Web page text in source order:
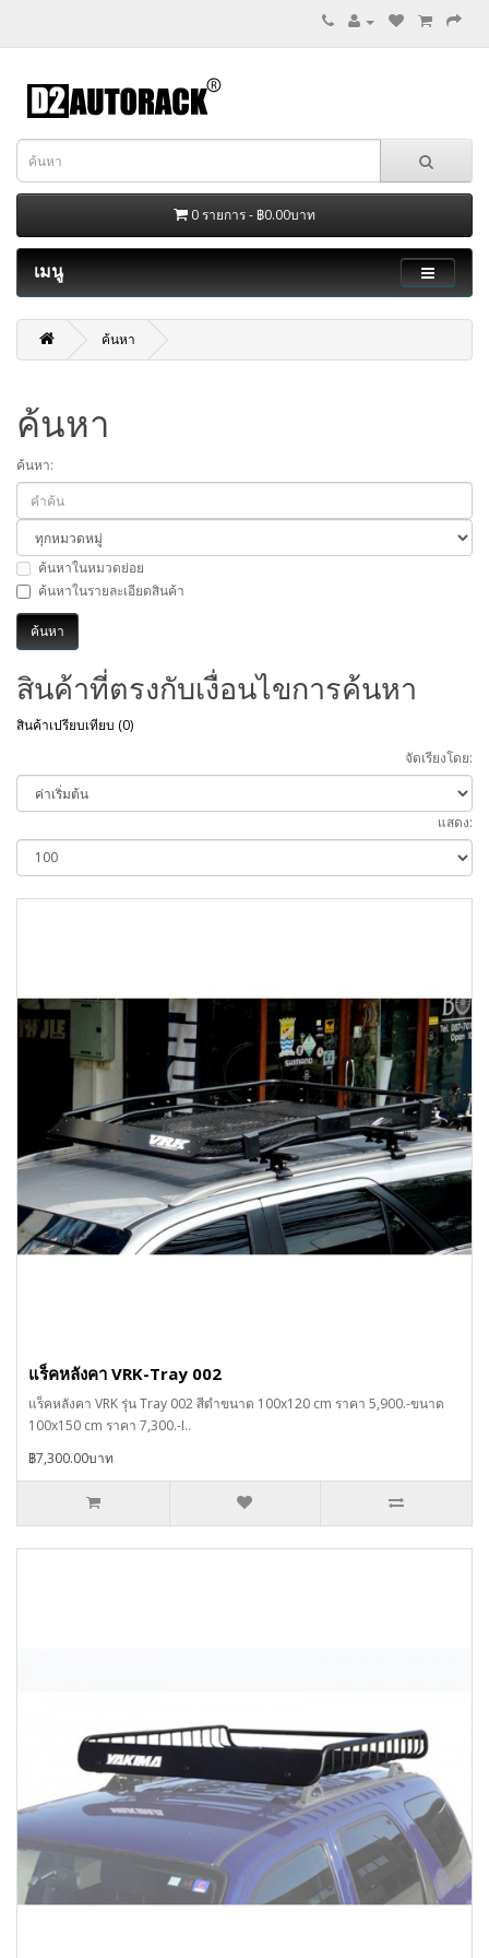
0 รายการ - ฿0.00บาท
เมนู
ค้นหา
ค้นหา
ค้นหา:
ค้นหาในหมวดย่อย
ค้นหาในรายละเอียดสินค้า
สินค้าที่ตรงกับเงื่อนไขการค้นหา
สินค้าเปรียบเทียบ (0)
จัดเรียงโดย:
แสดง:
แร็คหลังคา VRK-Tray 002
แร็คหลังคา VRK รุ่น Tray 002 สีดำขนาด 100x120 cm ราคา 5,900.-ขนาด
100x150 cm ราคา 7,300.-I..
฿7,300.00บาท